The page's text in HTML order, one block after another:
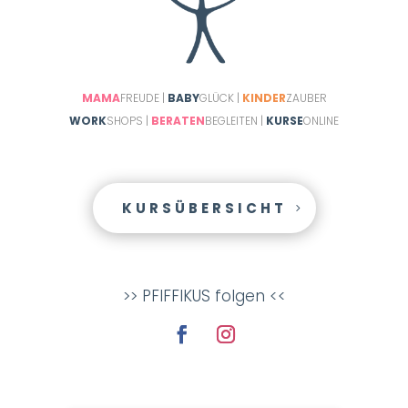
MAMAFREUDE | BABYGLÜCK | KINDERZAUBER
WORKSHOPS | BERATENBEGLEITEN | KURSEONLINE
KURSÜBERSICHT
>> PFIFFIKUS folgen <<